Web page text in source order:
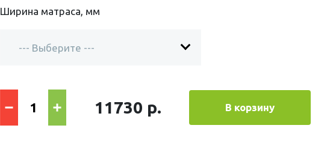
Ширина матраса, мм
11730 р. В корзину